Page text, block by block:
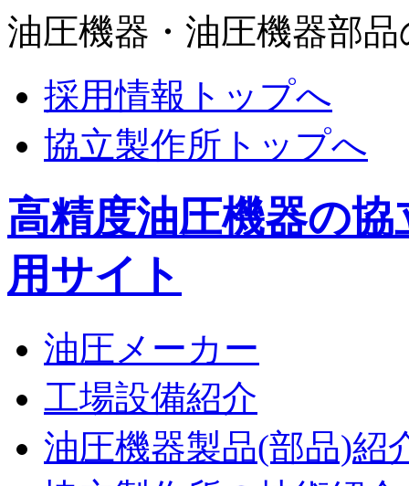
油圧機器・油圧機器部
採用情報トップへ
協立製作所トップへ
高精度油圧機器の
用サイト
油圧メーカー
工場設備紹介
油圧機器製品(部品)紹